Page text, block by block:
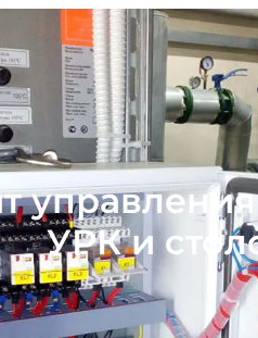
управления
УРК и